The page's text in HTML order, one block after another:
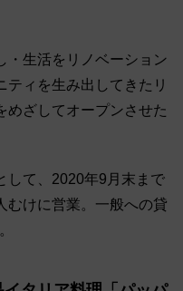
・生活をリノベーション
ティを生み出してきたリ
めざしてオープンさせた
して、2020年9月末まで
むけに営業。一般への貸